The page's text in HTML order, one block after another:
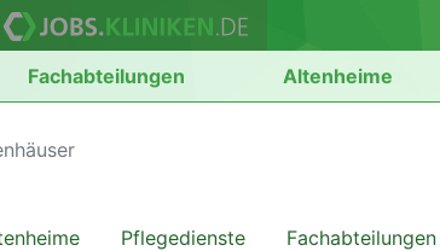
Fachabteilungen Altenheime
Pflegedienste Fachabteilungen